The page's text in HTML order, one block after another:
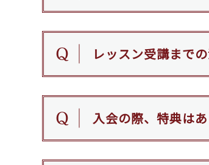
レッスン受講まで
入会の際、特典は